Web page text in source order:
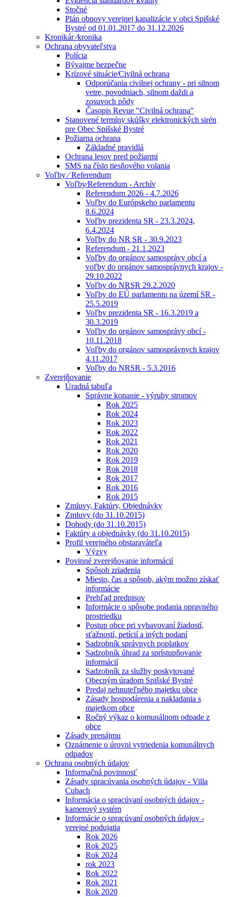
Stočné
Plán obnovy verejnej kanalizácie v obci Spišské
Bystré od 01.01.2017 do 31.12.2026
Kronikár ⁄kronika
Ochrana obyvateľstva
Polícia
Bývajme bezpečne
Krízové situácie⁄Civilná ochrana
Odporúčania civilnej ochrany - pri silnom
vetre, povodniach, silnom daždi a
zosuvoch pôdy
Časopis Revue "Civilná ochrana"
Stanovené termíny skúšky elektronických sirén
pre Obec Spišské Bystré
Požiarna ochrana
Základné pravidlá
Ochrana lesov pred požiarmi
SMS na číslo tiesňového volania
Voľby ⁄ Referendum
Voľby⁄Referendum - Archív
Referendum 2026 - 4.7.2026
Voľby do Európskeho parlamentu
8.6.2024
Voľby prezidenta SR - 23.3.2024,
6.4.2024
Voľby do NR SR - 30.9.2023
Referendum - 21.1.2023
Voľby do orgánov samosprávy obcí a
voľby do orgánov samosprávnych krajov -
29.10.2022
Voľby do NRSR 29.2.2020
Voľby do EÚ parlamentu na území SR -
25.5.2019
Voľby prezidenta SR - 16.3.2019 a
30.3.2019
Voľby do orgánov samosprávy obcí -
10.11.2018
Voľby do orgánov samosprávnych krajov
4.11.2017
Voľby do NRSR - 5.3.2016
Zverejňovanie
Úradná tabuľa
Správne konanie - výruby stromov
Rok 2025
Rok 2024
Rok 2023
Rok 2022
Rok 2021
Rok 2020
Rok 2019
Rok 2018
Rok 2017
Rok 2016
Rok 2015
Zmluvy, Faktúry, Objednávky
Zmluvy (do 31.10.2015)
Dohody (do 31.10.2015)
Faktúry a objednávky (do 31.10.2015)
Profil verejného obstaraváteľa
Výzvy
Povinné zverejňovanie informácií
Spôsob zriadenia
Miesto, čas a spôsob, akým možno získať
informácie
Prehľad predpisov
Informácie o spôsobe podania opravného
prostriedku
Postup obce pri vybavovaní žiadostí,
sťažností, petícií a iných podaní
Sadzobník správnych poplatkov
Sadzobník úhrad za sprístupňovanie
informácií
Sadzobník za služby poskytované
Obecným úradom Spišské Bystré
Predaj nehnuteľného majetku obce
Zásady hospodárenia a nakladania s
majetkom obce
Ročný výkaz o komunálnom odpade z
obce
Zásady prenájmu
Oznámenie o úrovni vytriedenia komunálnych
odpadov
Ochrana osobných údajov
Informačná povinnosť
Zásady spracúvania osobných údajov - Villa
Cubach
Informácia o spracúvaní osobných údajov -
kamerový systém
Informácie o spracúvaní osobných údajov -
verejné podujatia
Rok 2026
Rok 2025
Rok 2024
rok 2023
Rok 2022
Rok 2021
Rok 2020